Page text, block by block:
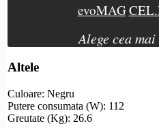
evoMAG
Alege cea
Altele
Culoare: Negru
Putere consumata (W): 112
Greutate (Kg): 26.6